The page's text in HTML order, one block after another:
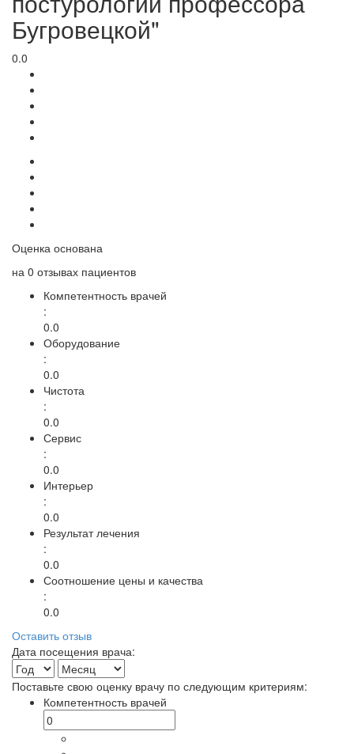
Бугровецкой"
0.0
Оценка основана
на 0 отзывах пациентов
Компетентность врачей
:
0.0
Оборудование
:
0.0
Чистота
:
0.0
Сервис
:
0.0
Интерьер
:
0.0
Результат лечения
:
0.0
Соотношение цены и качества
:
0.0
Оставить отзыв
Дата посещения врача:
Поставьте свою оценку врачу по следующим критериям:
Компетентность врачей